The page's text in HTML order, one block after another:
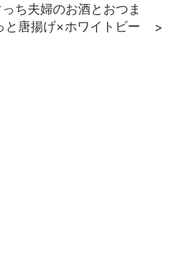
ち夫婦のお酒とおつま
と唐揚げ×ホワイトビー